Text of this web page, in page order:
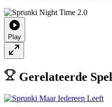
Play
Gerelateerde